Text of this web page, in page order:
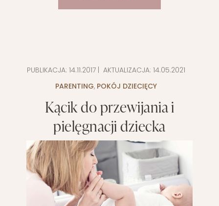
PUBLIKACJA: 14.11.2017| AKTUALIZACJA: 14.05.2021
PARENTING, POKÓJ DZIECIĘCY
Kącik do przewijania i
pielęgnacji dziecka